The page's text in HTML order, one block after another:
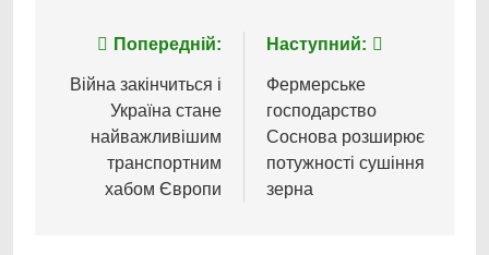
Навігація
записів
Попередній:
Війна закінчиться і
Україна стане
найважливішим
транспортним
хабом Європи
Наступний:
Фермерське
господарство
Соснова розширює
потужності сушіння
зерна